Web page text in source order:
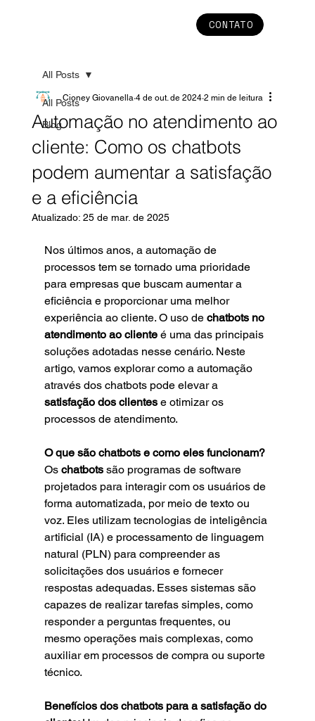
CONTATO
All Posts
Blog
All Posts
Automação no atendimento ao
cliente: Como os chatbots
podem aumentar a satisfação
e a eficiência
Cioney Giovanella 4 de out. de 2024 2 min de leitura
Atualizado: 25 de mar. de 2025
Nos últimos anos, a automação de
processos tem se tornado uma prioridade
para empresas que buscam aumentar a
eficiência e proporcionar uma melhor
experiência ao cliente. O uso de chatbots no
atendimento ao cliente é uma das principais
soluções adotadas nesse cenário. Neste
artigo, vamos explorar como a automação
através dos chatbots pode elevar a
satisfação dos clientes e otimizar os
processos de atendimento.
O que são chatbots e como eles funcionam?
Os chatbots são programas de software
projetados para interagir com os usuários de
forma automatizada, por meio de texto ou
voz. Eles utilizam tecnologias de inteligência
artificial (IA) e processamento de linguagem
natural (PLN) para compreender as
solicitações dos usuários e fornecer
respostas adequadas. Esses sistemas são
capazes de realizar tarefas simples, como
responder a perguntas frequentes, ou
mesmo operações mais complexas, como
auxiliar em processos de compra ou suporte
técnico.
Benefícios dos chatbots para a satisfação do